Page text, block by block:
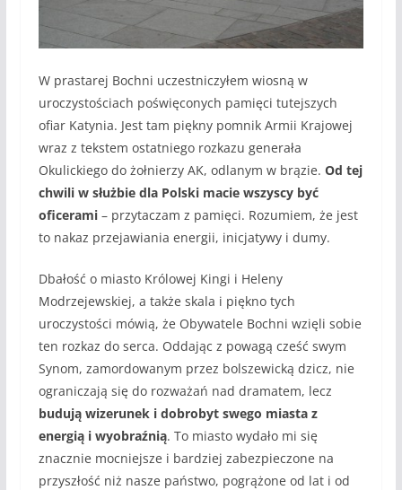
W prastarej Bochni uczestniczyłem wiosną w
uroczystościach poświęconych pamięci tutejszych
ofiar Katynia. Jest tam piękny pomnik Armii Krajowej
wraz z tekstem ostatniego rozkazu generała
Okulickiego do żołnierzy AK, odlanym w brązie. Od tej
chwili w służbie dla Polski macie wszyscy być
oficerami – przytaczam z pamięci. Rozumiem, że jest
to nakaz przejawiania energii, inicjatywy i dumy.
Dbałość o miasto Królowej Kingi i Heleny
Modrzejewskiej, a także skala i piękno tych
uroczystości mówią, że Obywatele Bochni wzięli sobie
ten rozkaz do serca. Oddając z powagą cześć swym
Synom, zamordowanym przez bolszewicką dzicz, nie
ograniczają się do rozważań nad dramatem, lecz
budują wizerunek i dobrobyt swego miasta z
energią i wyobraźnią. To miasto wydało mi się
znacznie mocniejsze i bardziej zabezpieczone na
przyszłość niż nasze państwo, pogrążone od lat i od